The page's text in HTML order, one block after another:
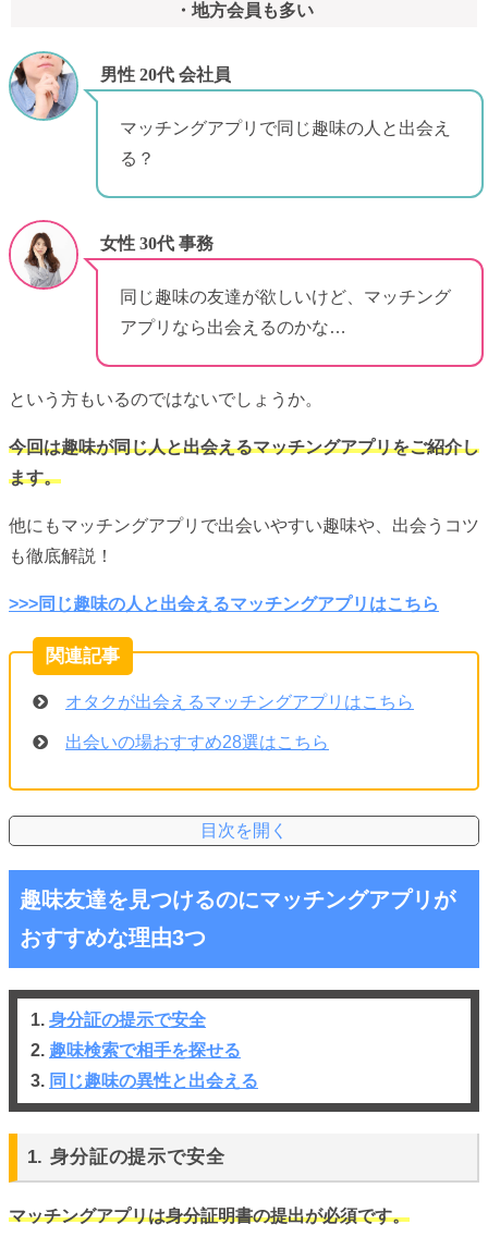
・地方会員も多い
男性 20代 会社員
マッチングアプリで同じ趣味の人と出会え
る？
女性 30代 事務
同じ趣味の友達が欲しいけど、マッチング
アプリなら出会えるのかな…
という方もいるのではないでしょうか。
今回は趣味が同じ人と出会えるマッチングアプリをご紹介し
ます。
他にもマッチングアプリで出会いやすい趣味や、出会うコツ
も徹底解説！
>>>同じ趣味の人と出会えるマッチングアプリはこちら
オタクが出会えるマッチングアプリはこちら
出会いの場おすすめ28選はこちら
趣味友達を見つけるのにマッチングアプリが
おすすめな理由3つ
1. 身分証の提示で安全
2. 趣味検索で相手を探せる
3. 同じ趣味の異性と出会える
1. 身分証の提示で安全
マッチングアプリは身分証明書の提出が必須です。